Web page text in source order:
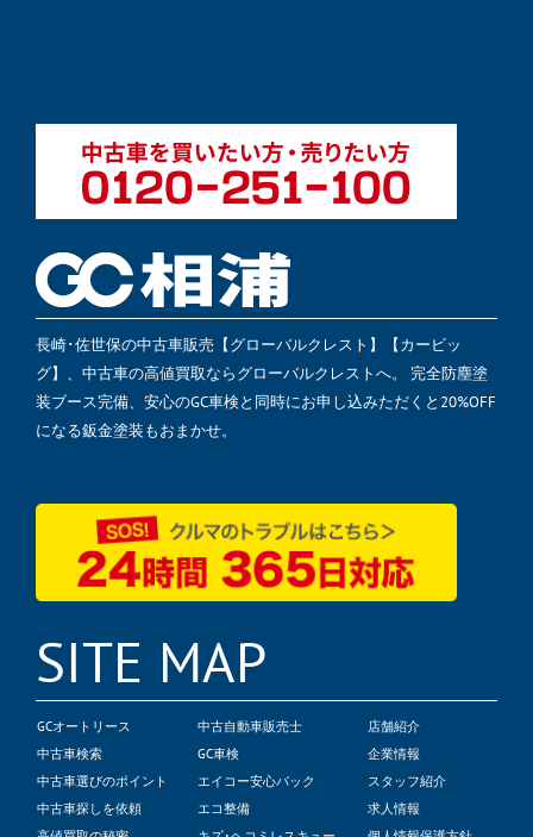
長崎･佐世保の中古車販売【グローバルクレスト】【カービッ
グ】、中古車の高値買取ならグローバルクレストへ。 完全防塵塗
装ブース完備、安心のGC車検と同時にお申し込みただくと20%OFF
になる鈑金塗装もおまかせ。
SITE MAP
GCオートリース
中古車検索
中古車選びのポイント
中古車探しを依頼
中古自動車販売士
GC車検
エイコー安心パック
エコ整備
店舗紹介
企業情報
スタッフ紹介
求人情報